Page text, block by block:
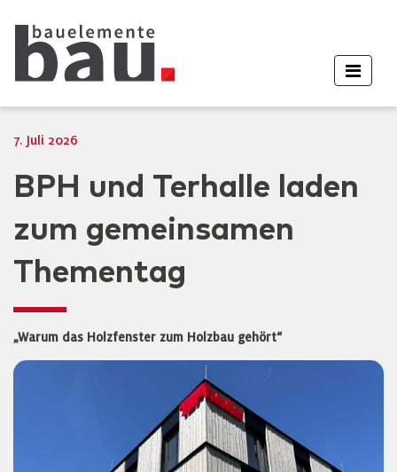
7. Juli 2026
BPH und Terhalle laden
zum gemeinsamen
Thementag
„Warum das Holzfenster zum Holzbau gehört“